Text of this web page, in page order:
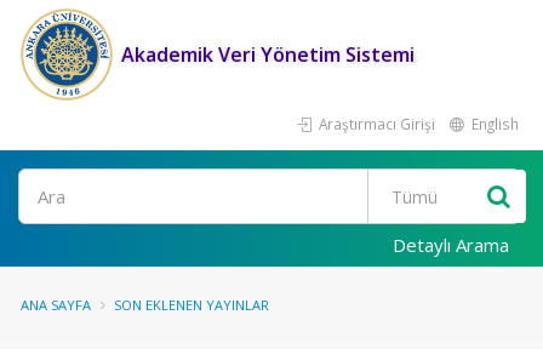
Akademik Veri Yönetim Sistemi
Araştırmacı Girişi English
Ara
Detaylı Arama
ANA SAYFA SON EKLENEN YAYINLAR